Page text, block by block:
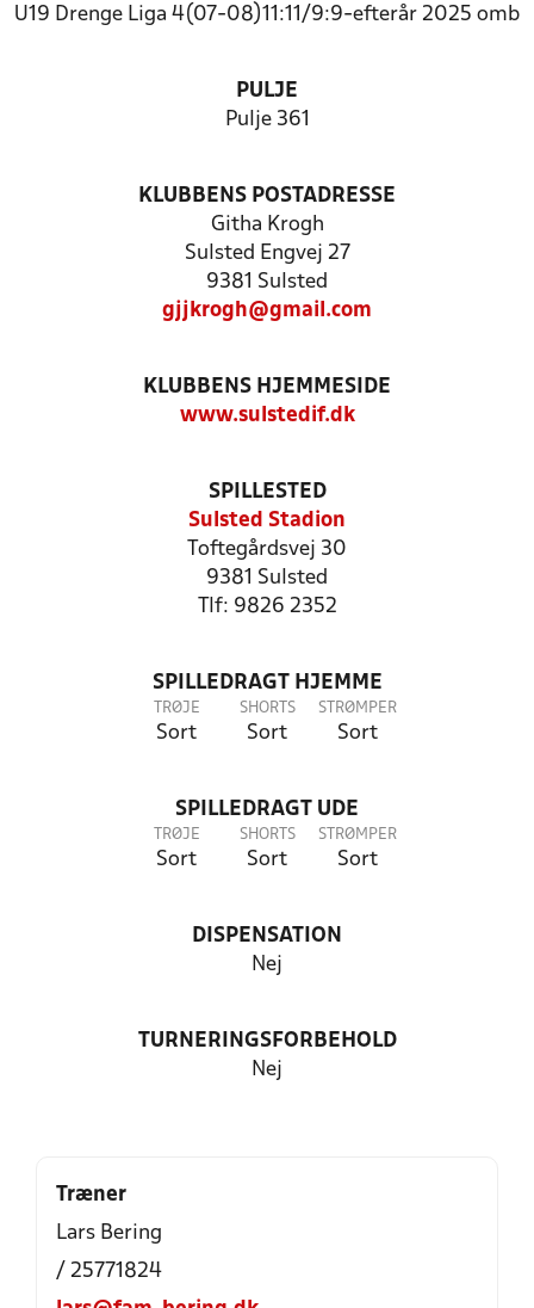
U19 Drenge Liga 4(07-08)11:11/9:9-efterår 2025 omb
PULJE
Pulje 361
KLUBBENS POSTADRESSE
Githa Krogh
Sulsted Engvej 27
9381 Sulsted
gjjkrogh@gmail.com
KLUBBENS HJEMMESIDE
www.sulstedif.dk
SPILLESTED
Sulsted Stadion
Toftegårdsvej 30
9381 Sulsted
Tlf: 9826 2352
SPILLEDRAGT HJEMME
TRØJE
Sort
SHORTS
Sort
STRØMPER
Sort
SPILLEDRAGT UDE
TRØJE
Sort
SHORTS
Sort
STRØMPER
Sort
DISPENSATION
Nej
TURNERINGSFORBEHOLD
Nej
Træner
Lars Bering
/ 25771824